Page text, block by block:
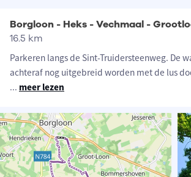
Borgloon - Heks - Vechmaal -
16.5 km
Parkeren langs de Sint-Truidersteenweg. De
achteraf nog uitgebreid worden met de lus
... meer lezen